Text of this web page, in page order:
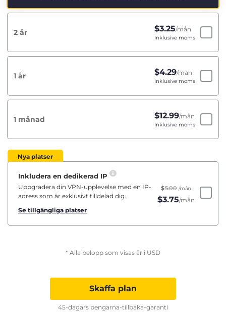
2 år $3.25/mån
Inklusive moms
1 år $4.29/mån
Inklusive moms
1 månad $12.99/mån
Inklusive moms
Nya platser
Inkludera en dedikerad IP
Uppgradera din VPN-upplevelse med en IP-
adress som är exklusivt tilldelad dig.
Se tillgängliga platser
$5.00 /mån
$3.75/mån
* Alla belopp som visas är i USD
Skaffa plan
45-dagars pengarna-tillbaka-garanti